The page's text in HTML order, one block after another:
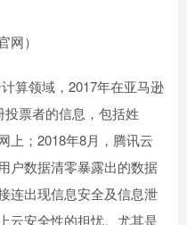
网）
算领域，2017年在亚马逊
票者的信息，包括姓
上；2018年8月，腾讯云
户数据清零暴露出的数据
连出现信息安全及信息泄
云安全性的担忧。尤其是